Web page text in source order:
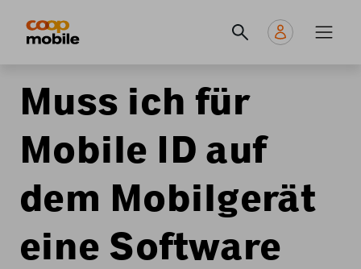
principale
Muss ich für
Mobile ID auf
dem Mobilgerät
eine Software